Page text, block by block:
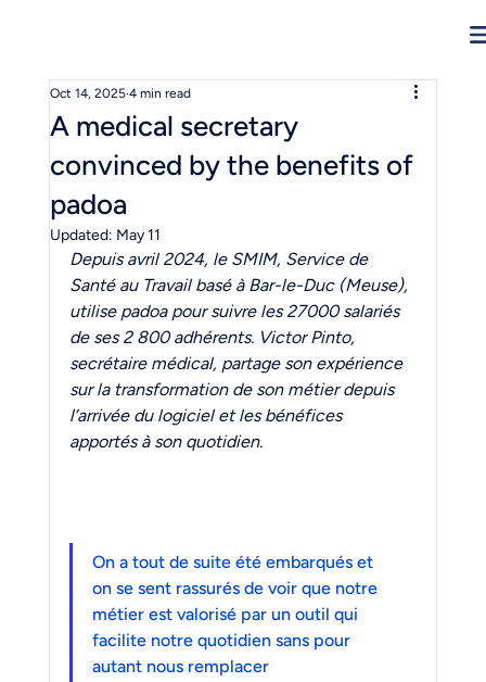
A medical secretary
convinced by the benefits of
padoa
Oct 14, 2025 4 min read
Updated: May 11
Depuis avril 2024, le SMIM, Service de
Santé au Travail basé à Bar-le-Duc (Meuse),
utilise padoa pour suivre les 27000 salariés
de ses 2 800 adhérents. Victor Pinto,
secrétaire médical, partage son expérience
sur la transformation de son métier depuis
l’arrivée du logiciel et les bénéfices
apportés à son quotidien.
On a tout de suite été embarqués et
on se sent rassurés de voir que notre
métier est valorisé par un outil qui
facilite notre quotidien sans pour
autant nous remplacer